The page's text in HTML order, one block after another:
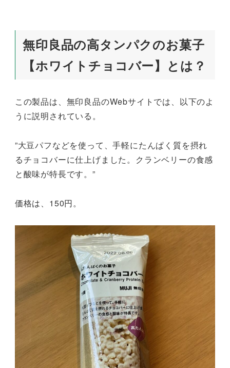
無印良品の高タンパクのお菓子
【ホワイトチョコバー】とは？
この製品は、無印良品のWebサイトでは、以下のよ
うに説明されている。
”大豆パフなどを使って、手軽にたんぱく質を摂れ
るチョコバーに仕上げました。クランベリーの食感
と酸味が特長です。”
価格は、150円。